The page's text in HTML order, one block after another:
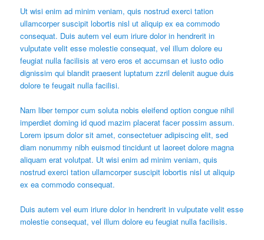
Ut wisi enim ad minim veniam, quis nostrud exerci tation
ullamcorper suscipit lobortis nisl ut aliquip ex ea commodo
consequat. Duis autem vel eum iriure dolor in hendrerit in
vulputate velit esse molestie consequat, vel illum dolore eu
feugiat nulla facilisis at vero eros et accumsan et iusto odio
dignissim qui blandit praesent luptatum zzril delenit augue duis
dolore te feugait nulla facilisi.
Nam liber tempor cum soluta nobis eleifend option congue nihil
imperdiet doming id quod mazim placerat facer possim assum.
Lorem ipsum dolor sit amet, consectetuer adipiscing elit, sed
diam nonummy nibh euismod tincidunt ut laoreet dolore magna
aliquam erat volutpat. Ut wisi enim ad minim veniam, quis
nostrud exerci tation ullamcorper suscipit lobortis nisl ut aliquip
ex ea commodo consequat.
Duis autem vel eum iriure dolor in hendrerit in vulputate velit esse
molestie consequat, vel illum dolore eu feugiat nulla facilisis.